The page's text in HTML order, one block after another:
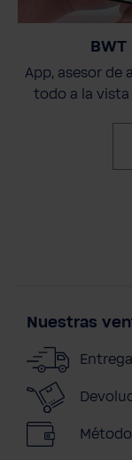
App, asesor de
todo a la vista
Nuestras